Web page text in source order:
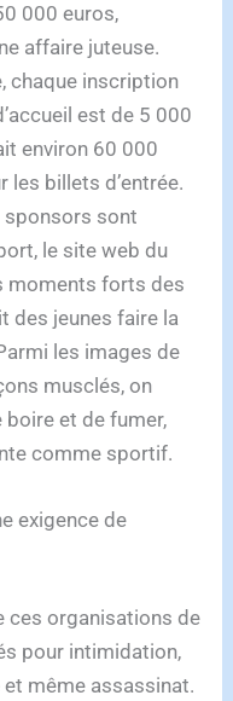
000 euros,
affaire juteuse.
chaque inscription
est de 5 000
environ 60 000
les billets d’entrée.
sponsors sont
le site web du
moments forts des
des jeunes faire la
les images de
musclés, on
boire et de fumer,
comme sportif.
exigence de
ces organisations de
pour intimidation,
et même assassinat.